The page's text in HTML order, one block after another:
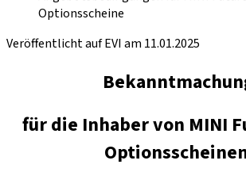
Optionsscheine
Veröffentlicht auf EVI am 11.01.2025
für die Inhaber von MINI